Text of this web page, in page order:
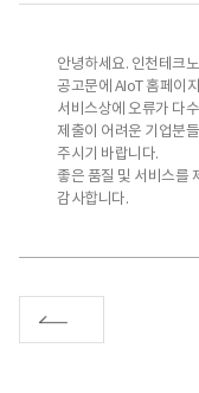
안녕하세요. 인천테크
공고문에 AIoT 홈페이
서비스상에 오류가 다
제출이 어려운 기업분
주시기 바랍니다.
좋은 품질 및 서비스를
감사합니다.